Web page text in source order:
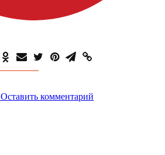
Оставить комментарий